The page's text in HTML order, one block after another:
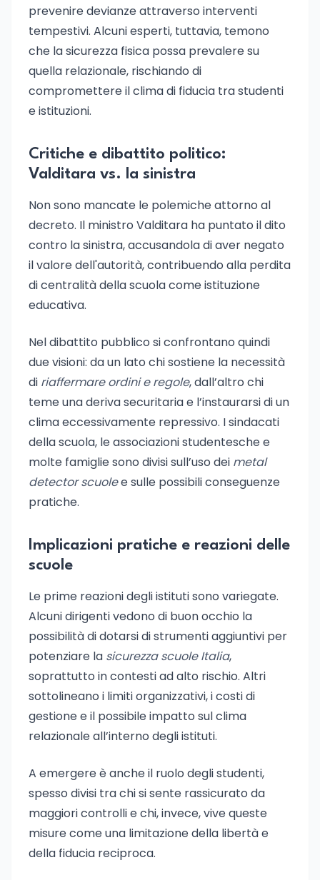
prevenire devianze attraverso interventi
tempestivi. Alcuni esperti, tuttavia, temono
che la sicurezza fisica possa prevalere su
quella relazionale, rischiando di
compromettere il clima di fiducia tra studenti
e istituzioni.
Critiche e dibattito politico:
Valditara vs. la sinistra
Non sono mancate le polemiche attorno al
decreto. Il ministro Valditara ha puntato il dito
contro la sinistra, accusandola di aver negato
il valore dell'autorità, contribuendo alla perdita
di centralità della scuola come istituzione
educativa.
Nel dibattito pubblico si confrontano quindi
due visioni: da un lato chi sostiene la necessità
di riaffermare ordini e regole, dall’altro chi
teme una deriva securitaria e l’instaurarsi di un
clima eccessivamente repressivo. I sindacati
della scuola, le associazioni studentesche e
molte famiglie sono divisi sull’uso dei metal
detector scuolee sulle possibili conseguenze
pratiche.
Implicazioni pratiche e reazioni delle
scuole
Le prime reazioni degli istituti sono variegate.
Alcuni dirigenti vedono di buon occhio la
possibilità di dotarsi di strumenti aggiuntivi per
potenziare la sicurezza scuole Italia,
soprattutto in contesti ad alto rischio. Altri
sottolineano i limiti organizzativi, i costi di
gestione e il possibile impatto sul clima
relazionale all’interno degli istituti.
A emergere è anche il ruolo degli studenti,
spesso divisi tra chi si sente rassicurato da
maggiori controlli e chi, invece, vive queste
misure come una limitazione della libertà e
della fiducia reciproca.